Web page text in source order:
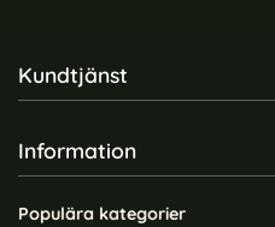
Sidfot Blandad info
Kundtjänst
Information
Populära kategorier